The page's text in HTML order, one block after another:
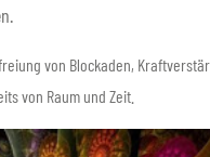
von Blockaden,
von Raum und Zeit.